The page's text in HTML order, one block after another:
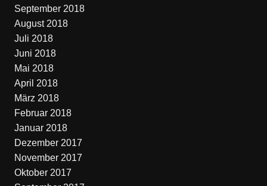
September 2018
August 2018
Juli 2018
Juni 2018
Mai 2018
April 2018
März 2018
Februar 2018
Januar 2018
Dezember 2017
November 2017
Oktober 2017